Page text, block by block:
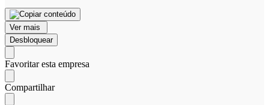
Ver mais
Desbloquear
Favoritar esta empresa
Compartilhar